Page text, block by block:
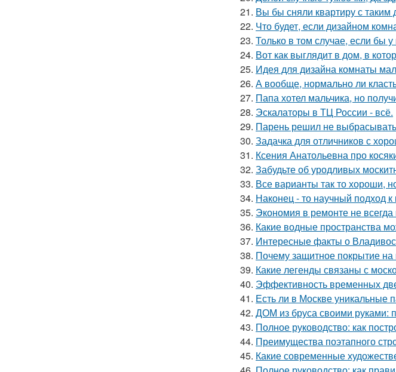
21. Вы бы сняли квартиру с таким
22. Что будет, если дизайном
23. Только в том случае, если бы
24. Вот как выглядит в дом, в
25. Идея для дизайна комнаты
26. А вообще, нормально ли
27. Папа хотел мальчика, но
28. Эскалаторы в ТЦ России - всё.
29. Парень решил не выбрасывать
30. Задачка для отличников с
31. Ксения Анатольевна про
32. Забудьте об уродливых
33. Все варианты так то хороши,
34. Наконец - то научный подход
35. Экономия в ремонте не
36. Какие водные пространства
37. Интересные факты о
38. Почему защитное покрытие
39. Какие легенды связаны с
40. Эффективность временных
41. Есть ли в Москве уникальные
42. ДОМ из бруса своими руками:
43. Полное руководство: как
44. Преимущества поэтапного
45. Какие современные